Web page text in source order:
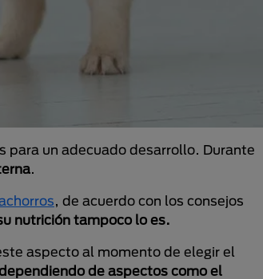
para un adecuado desarrollo. Durante
.
, de acuerdo con los consejos
nutrición tampoco lo es.
aspecto al momento de elegir el
de aspectos como el